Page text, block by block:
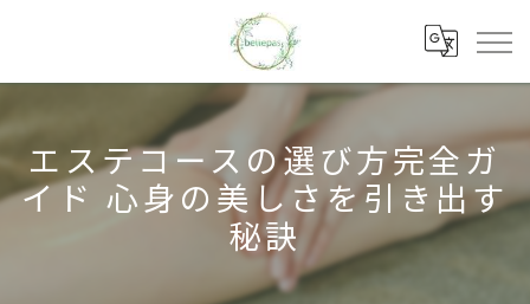
エステコースの選び方完全ガ
イド 心身の美しさを引き出す
秘訣